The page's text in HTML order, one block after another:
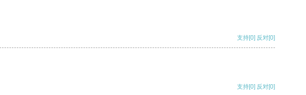
支持[0] 反对[0]
支持[0] 反对[0]